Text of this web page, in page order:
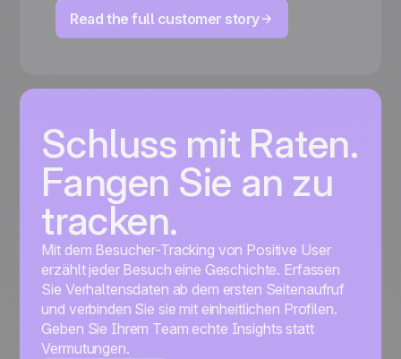
Read the full customer story
Schluss mit Raten.
Fangen Sie an zu
tracken.
Mit dem Besucher-Tracking von Positive User
erzählt jeder Besuch eine Geschichte. Erfassen
Sie Verhaltensdaten ab dem ersten Seitenaufruf
und verbinden Sie sie mit einheitlichen Profilen.
Geben Sie Ihrem Team echte Insights statt
Vermutungen.